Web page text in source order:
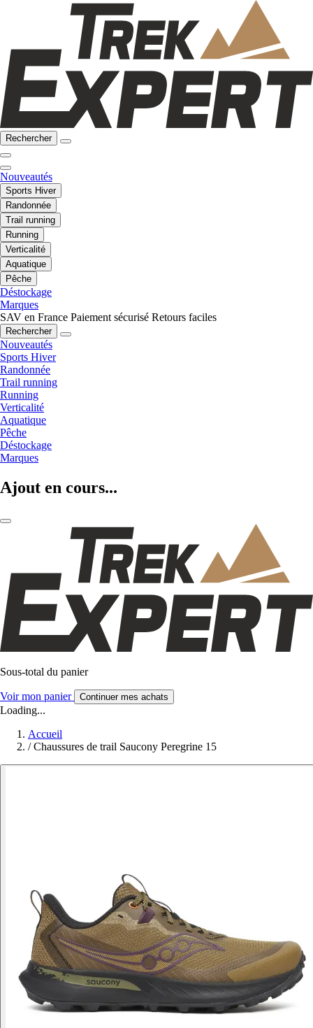
Rechercher
Nouveautés
Sports Hiver
Randonnée
Trail running
Running
Verticalité
Aquatique
Pêche
Déstockage
Marques
SAV en France Paiement sécurisé Retours faciles
Rechercher
Nouveautés
Sports Hiver
Randonnée
Trail running
Running
Verticalité
Aquatique
Pêche
Déstockage
Marques
Ajout en cours...
Sous-total du panier
Voir mon panier Continuer mes achats
Loading...
Accueil
/ Chaussures de trail Saucony Peregrine 15